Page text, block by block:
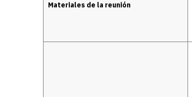
Materiales de la reunión